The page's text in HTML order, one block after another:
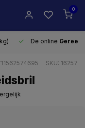
0
De online
SKU: 16257